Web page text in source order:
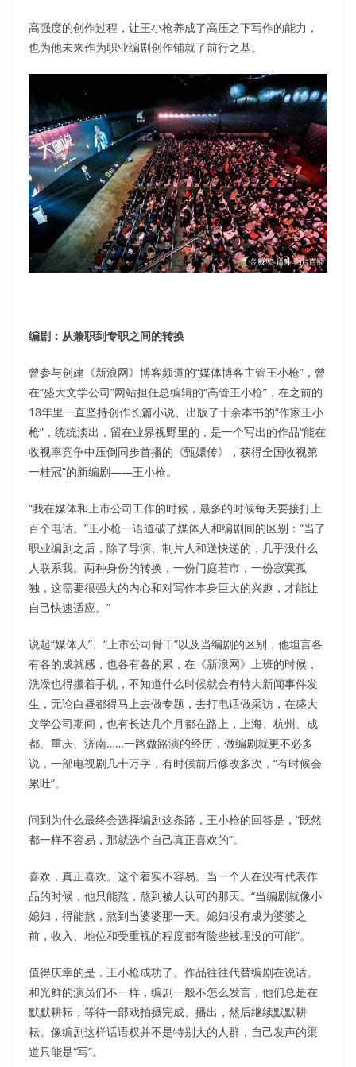
高强度的创作过程，让王小枪养成了高压之下写作的能力，
也为他未来作为职业编剧创作铺就了前行之基。
编剧：从兼职到专职之间的转换
曾参与创建《新浪网》博客频道的“媒体博客主管王小枪”，曾
在“盛大文学公司”网站担任总编辑的“高管王小枪”，在之前的
18年里一直坚持创作长篇小说、出版了十余本书的“作家王小
枪”，统统淡出，留在业界视野里的，是一个写出的作品“能在
收视率竞争中压倒同步首播的《甄嬛传》，获得全国收视第
一桂冠”的新编剧——王小枪。
“我在媒体和上市公司工作的时候，最多的时候每天要接打上
百个电话。”王小枪一语道破了媒体人和编剧间的区别：“当了
职业编剧之后，除了导演、制片人和送快递的，几乎没什么
人联系我。两种身份的转换，一份门庭若市，一份寂寞孤
独，这需要很强大的内心和对写作本身巨大的兴趣，才能让
自己快速适应。”
说起“媒体人”、“上市公司骨干”以及当编剧的区别，他坦言各
有各的成就感，也各有各的累，在《新浪网》上班的时候，
洗澡也得攥着手机，不知道什么时候就会有特大新闻事件发
生，无论白昼都得马上去做专题，去打电话做采访，在盛大
文学公司期间，也有长达几个月都在路上，上海、杭州、成
都、重庆、济南……一路做路演的经历，做编剧就更不必多
说，一部电视剧几十万字，有时候前后修改多次，“有时候会
累吐”。
问到为什么最终会选择编剧这条路，王小枪的回答是，“既然
都一样不容易，那就选个自己真正喜欢的”。
喜欢，真正喜欢。这个着实不容易。当一个人在没有代表作
品的时候，他只能熬，熬到被人认可的那天。“当编剧就像小
媳妇，得能熬，熬到当婆婆那一天。媳妇没有成为婆婆之
前，收入、地位和受重视的程度都有险些被埋没的可能”。
值得庆幸的是，王小枪成功了。作品往往代替编剧在说话。
和光鲜的演员们不一样，编剧一般不怎么发言，他们总是在
默默耕耘，等待一部戏拍摄完成、播出，然后继续默默耕
耘。像编剧这样话语权并不是特别大的人群，自己发声的渠
道只能是“写”。